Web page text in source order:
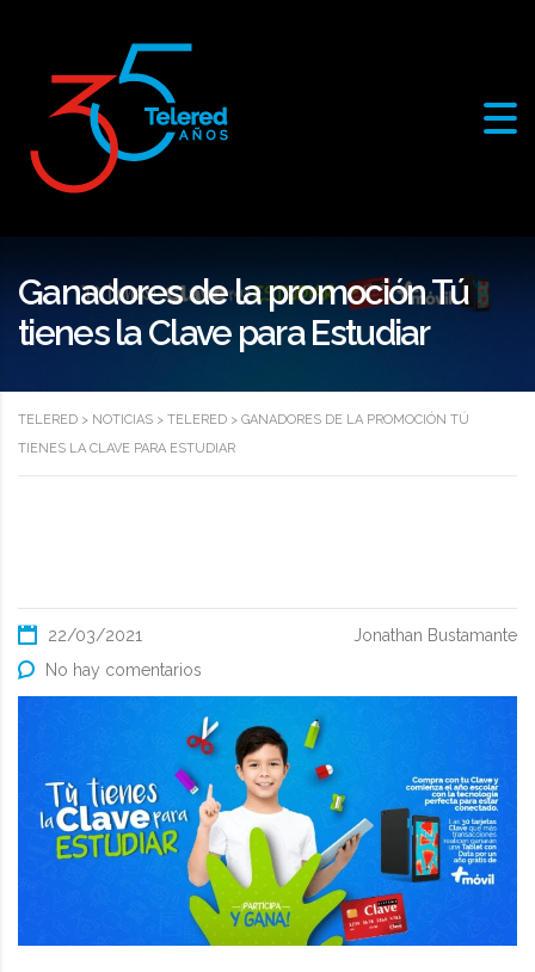
Ganadores de la promoción Tú
tienes la Clave para Estudiar
TELERED > NOTICIAS > TELERED > GANADORES DE LA PROMOCIÓN TÚ
TIENES LA CLAVE PARA ESTUDIAR
22/03/2021
Jonathan Bustamante
No hay comentarios